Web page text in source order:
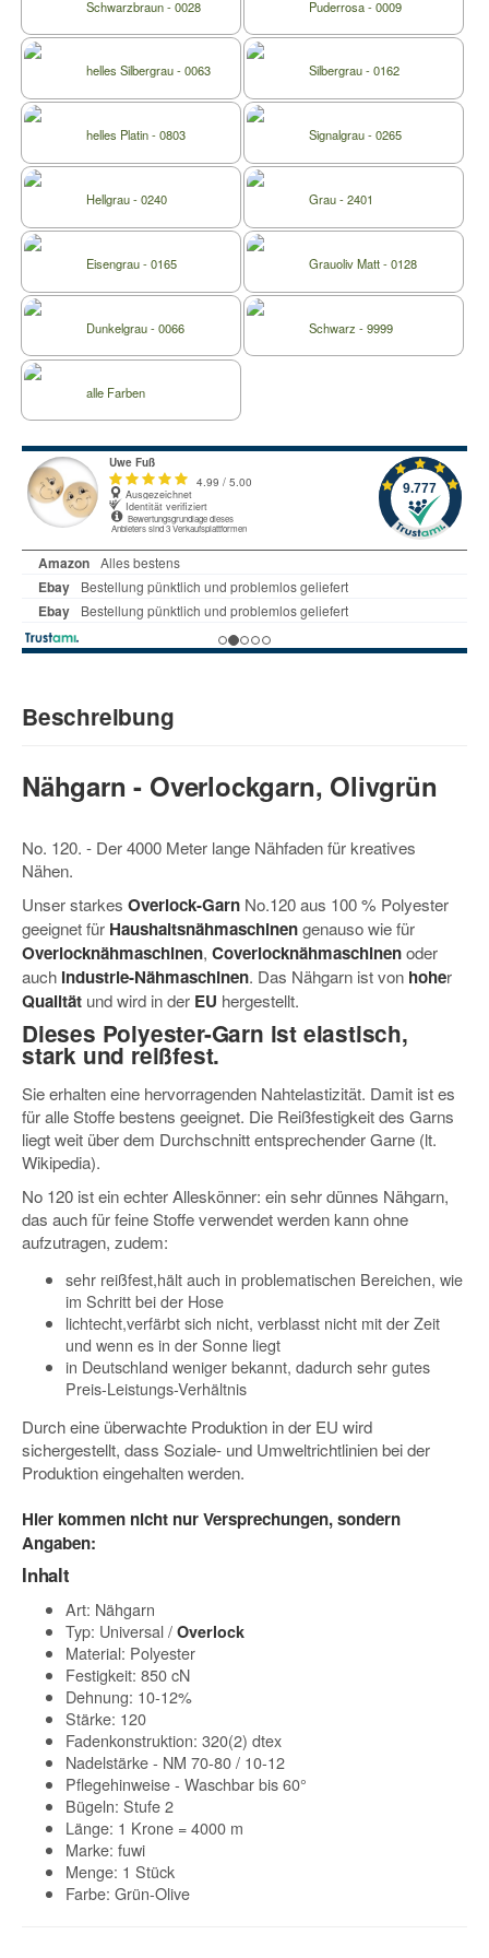
Schwarzbraun - 0028 Puderrosa - 0009
helles Silbergrau - 0063 Silbergrau - 0162
helles Platin - 0803 Signalgrau - 0265
Hellgrau - 0240 Grau - 2401
Eisengrau - 0165 Grauoliv Matt - 0128
Dunkelgrau - 0066 Schwarz - 9999
alle Farben
Beschreibung
Nähgarn - Overlockgarn, Olivgrün
No. 120. - Der 4000 Meter lange Nähfaden für kreatives
Nähen.
Unser starkes Overlock-Garn No.120 aus 100 % Polyester
geeignet für Haushaltsnähmaschinengenauso wie für
Overlocknähmaschinen, Coverlocknähmaschinenoder
auch Industrie-Nähmaschinen. Das Nähgarn ist von hoher
Qualität und wird in der EU hergestellt.
Dieses Polyester-Garn ist elastisch,
stark und reißfest.
Sie erhalten eine hervorragenden Nahtelastizität. Damit ist es
für alle Stoffe bestens geeignet. Die Reißfestigkeit des Garns
liegt weit über dem Durchschnitt entsprechender Garne (lt.
Wikipedia).
No 120 ist ein echter Alleskönner: ein sehr dünnes Nähgarn,
das auch für feine Stoffe verwendet werden kann ohne
aufzutragen, zudem:
sehr reißfest,hält auch in problematischen Bereichen, wie
im Schritt bei der Hose
lichtecht,verfärbt sich nicht, verblasst nicht mit der Zeit
und wenn es in der Sonne liegt
in Deutschland weniger bekannt, dadurch sehr gutes
Preis-Leistungs-Verhältnis
Durch eine überwachte Produktion in der EU wird
sichergestellt, dass Soziale- und Umweltrichtlinien bei der
Produktion eingehalten werden.
Hier kommen nicht nur Versprechungen, sondern
Angaben:
Inhalt
Art: Nähgarn
Typ: Universal / Overlock
Material: Polyester
Festigkeit: 850 cN
Dehnung: 10-12%
Stärke: 120
Fadenkonstruktion: 320(2) dtex
Nadelstärke - NM 70-80 / 10-12
Pflegehinweise - Waschbar bis 60°
Bügeln: Stufe 2
Länge: 1 Krone = 4000 m
Marke: fuwi
Menge: 1 Stück
Farbe: Grün-Olive